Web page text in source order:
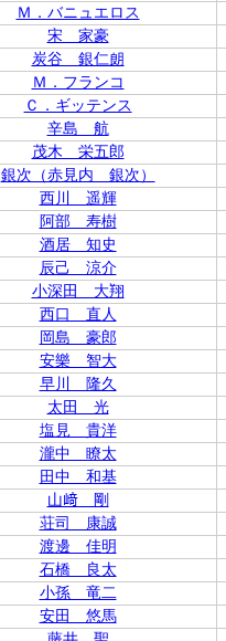
Ｍ．バニュエロス
宋 家豪
炭谷 銀仁朗
Ｍ．フランコ
Ｃ．ギッテンス
辛島 航
茂木 栄五郎
銀次（赤見内 銀次）
西川 遥輝
阿部 寿樹
酒居 知史
辰己 涼介
小深田 大翔
西口 直人
岡島 豪郎
安樂 智大
早川 隆久
太田 光
塩見 貴洋
瀧中 瞭太
田中 和基
山﨑 剛
荘司 康誠
渡邊 佳明
石橋 良太
小孫 竜二
安田 悠馬